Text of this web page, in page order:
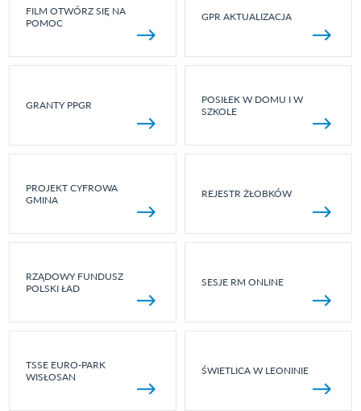
FILM OTWÓRZ SIĘ NA
POMOC
GPR AKTUALIZACJA
GRANTY PPGR
POSIŁEK W DOMU I W
SZKOLE
PROJEKT CYFROWA
GMINA
REJESTR ŻŁOBKÓW
RZĄDOWY FUNDUSZ
POLSKI ŁAD
SESJE RM ONLINE
TSSE EURO-PARK
WISŁOSAN
ŚWIETLICA W LEONINIE